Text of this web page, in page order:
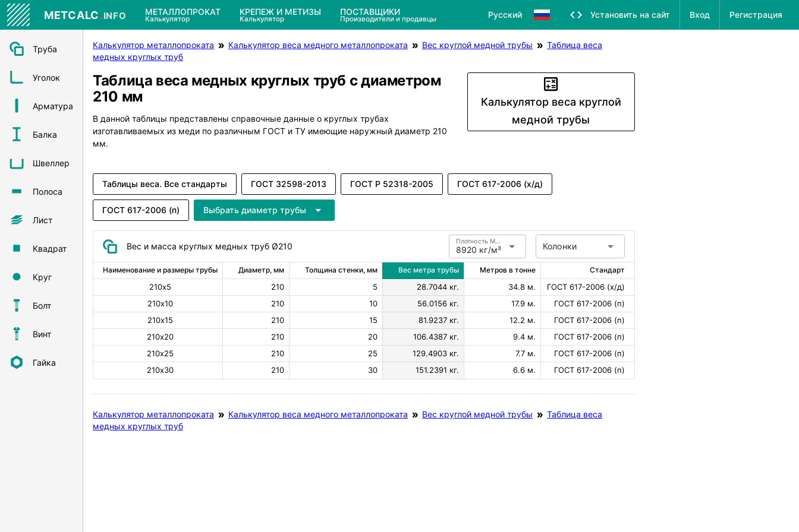
METCALC.INFO МЕТАЛЛОПРОКАТ
Калькулятор
КРЕПЕЖ И МЕТИЗЫ
Калькулятор
ПОСТАВЩИКИ
Производители и продавцы Русский Установить на сайт Вход Регистрация
Труба
Уголок
Арматура
Балка
Швеллер
Полоса
Лист
Квадрат
Круг
Болт
Винт
Гайка
Калькулятор металлопроката Калькулятор веса медного металлопроката Вес круглой медной трубы
Таблица веса
медных круглых труб
Таблица веса медных круглых труб с диаметром
210 мм
В данной таблицы представлены справочные данные о круглых трубах
изготавливаемых из меди по различным ГОСТ и ТУ имеющие наружный диаметр 210
мм.
Калькулятор веса круглой
медной трубы
Таблицы веса. Все стандарты ГОСТ 32598-2013 ГОСТ Р 52318-2005 ГОСТ 617-2006 (х/д)
ГОСТ 617-2006 (п) Выбрать диаметр трубы
Вес и масса круглых медных труб Ø210 8920 кг/м³
Плотность Медь Колонки
Наименование и размеры трубы Диаметр, мм Толщина стенки, мм Вес метра трубы Метров в тонне Стандарт
210х5 210 5 28.7044 кг. 34.8 м.
ГОСТ 617-2006 (х/д)
210х10
210 10 56.0156 кг. 17.9 м.
ГОСТ 617-2006 (п)
210х15
210 15 81.9237 кг. 12.2 м.
ГОСТ 617-2006 (п)
210х20
210 20 106.4387 кг. 9.4 м.
ГОСТ 617-2006 (п)
210х25
210 25 129.4903 кг. 7.7 м.
ГОСТ 617-2006 (п)
210х30
210 30 151.2391 кг. 6.6 м. ГОСТ 617-2006 (п)
Калькулятор металлопроката Калькулятор веса медного металлопроката Вес круглой медной трубы
Таблица веса
медных круглых труб